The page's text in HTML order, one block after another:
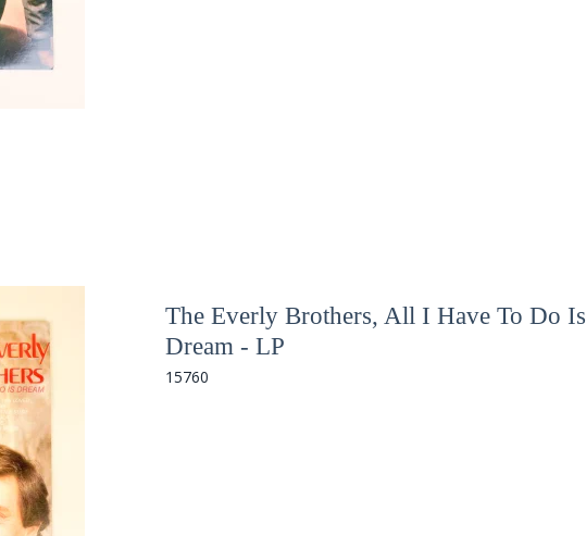
The Everly Brothers, All I Have To Do Is
Dream - LP
15760